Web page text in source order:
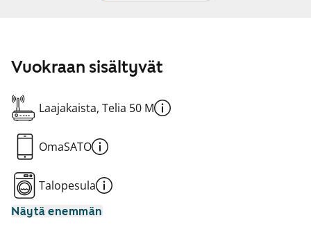
Vuokraan sisältyvät
Laajakaista, Telia 50 M
OmaSATO
Talopesula
Näytä enemmän